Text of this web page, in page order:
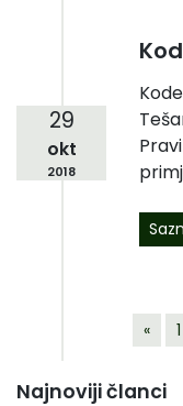
29
okt
2018
« 1
Najnoviji članci